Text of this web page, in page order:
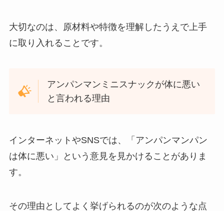
大切なのは、原材料や特徴を理解したうえで上手
に取り入れることです。
アンパンマンミニスナックが体に悪い
と言われる理由
インターネットやSNSでは、「アンパンマンパン
は体に悪い」という意見を見かけることがありま
す。
その理由としてよく挙げられるのが次のような点